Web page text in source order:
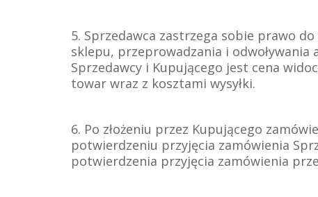
5. Sprzedawca zastrzega sobie prawo
sklepu, przeprowadzania i odwoływania
Sprzedawcy i Kupującego jest cena
towar wraz z kosztami wysyłki.
6. Po złożeniu przez Kupującego
potwierdzeniu przyjęcia zamówienia
potwierdzenia przyjęcia zamówienia